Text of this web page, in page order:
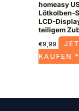
homeasy
Lötkolben-
LCD-
teiligem
€9,99
KAUFEN *